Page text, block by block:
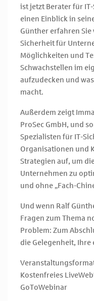
ist jetzt Berater für
einen Einblick in
Günther erfahren Sie
Sicherheit für
Möglichkeiten und
Schwachstellen im
aufzudecken und
macht.
Außerdem zeigt
ProSec GmbH, und
Spezialisten für IT-
Organisationen und
Strategien auf, um
Unternehmen zu
und ohne „Fach-
Und wenn Ralf
Fragen zum Thema
Problem: Zum
die Gelegenheit, Ihre
Kostenfreies
GoToWebinar